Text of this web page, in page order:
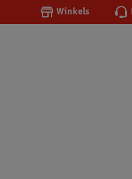
Winkels